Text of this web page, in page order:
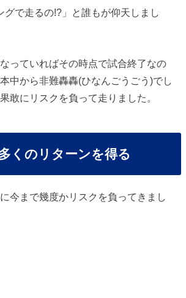
グで走るの!?」と誰もが仰天しまし
っていればその時点で試合終了なの
中から非難轟轟(ひなんごうごう)でし
敢にリスクを負って走りました。
くのリターンを得る
今まで幾度かリスクを負ってきまし